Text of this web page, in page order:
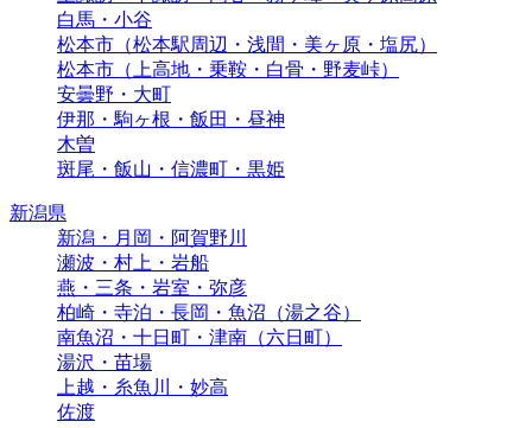
白馬・小谷
松本市（松本駅周辺・浅間・美ヶ原・塩尻）
松本市（上高地・乗鞍・白骨・野麦峠）
安曇野・大町
伊那・駒ヶ根・飯田・昼神
木曽
斑尾・飯山・信濃町・黒姫
新潟県
新潟・月岡・阿賀野川
瀬波・村上・岩船
燕・三条・岩室・弥彦
柏崎・寺泊・長岡・魚沼（湯之谷）
南魚沼・十日町・津南（六日町）
湯沢・苗場
上越・糸魚川・妙高
佐渡